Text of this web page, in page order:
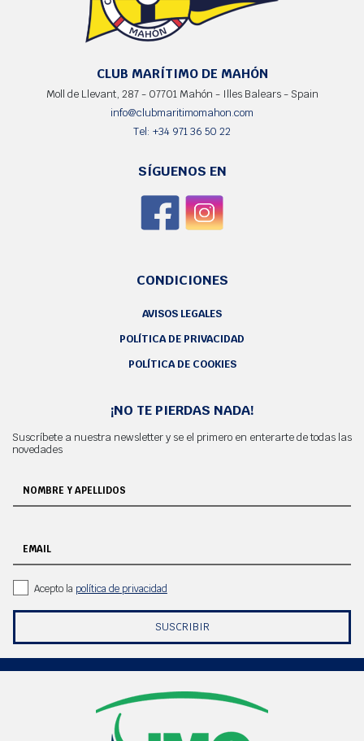
CLUB MARÍTIMO DE MAHÓN
Moll de Llevant, 287 - 07701 Mahón - Illes Balears - Spain
info@clubmaritimomahon.com
Tel: +34 971 36 50 22
SÍGUENOS EN
CONDICIONES
AVISOS LEGALES
POLÍTICA DE PRIVACIDAD
POLÍTICA DE COOKIES
¡NO TE PIERDAS NADA!
Suscríbete a nuestra newsletter y se el primero en enterarte de todas las
novedades
NOMBRE Y APELLIDOS
EMAIL
Acepto la política de privacidad
SUSCRIBIR